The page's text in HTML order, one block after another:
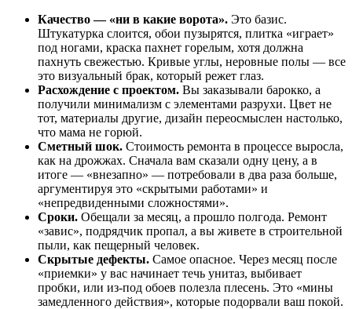
Качество — «ни в какие ворота». Это базис.
Штукатурка слоится, обои пузырятся, плитка «играет»
под ногами, краска пахнет горелым, хотя должна
пахнуть свежестью. Кривые углы, неровные полы — все
это визуальный брак, который режет глаз.
Расхождение с проектом. Вы заказывали барокко, а
получили минимализм с элементами разрухи. Цвет не
тот, материалы другие, дизайн переосмыслен настолько,
что мама не горюй.
Сметный шок. Стоимость ремонта в процессе выросла,
как на дрожжах. Сначала вам сказали одну цену, а в
итоге — «внезапно» — потребовали в два раза больше,
аргументируя это «скрытыми работами» и
«непредвиденными сложностями».
Сроки. Обещали за месяц, а прошло полгода. Ремонт
«завис», подрядчик пропал, а вы живете в строительной
пыли, как пещерный человек.
Скрытые дефекты. Самое опасное. Через месяц после
«приемки» у вас начинает течь унитаз, выбивает
пробки, или из-под обоев полезла плесень. Это «мины
замедленного действия», которые подорвали ваш покой.